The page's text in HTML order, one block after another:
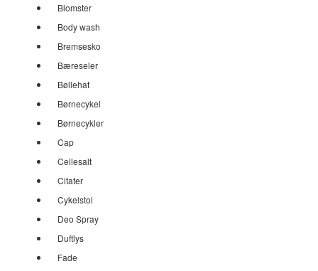
Blomster
Body wash
Bremsesko
Bæreseler
Bøllehat
Børnecykel
Børnecykler
Cap
Cellesalt
Citater
Cykelstol
Deo Spray
Duftlys
Fade